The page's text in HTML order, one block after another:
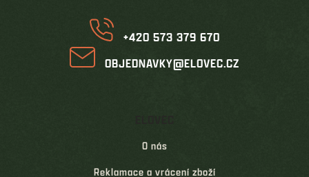
+420 573 379 670
OBJEDNAVKY@ELOVEC.CZ
O nás
Reklamace a vrácení zboží